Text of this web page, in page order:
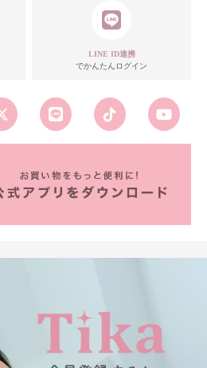
LINE ID連携
でかんたんログイン